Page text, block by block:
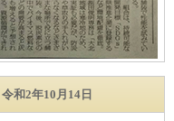
和2年10月14日